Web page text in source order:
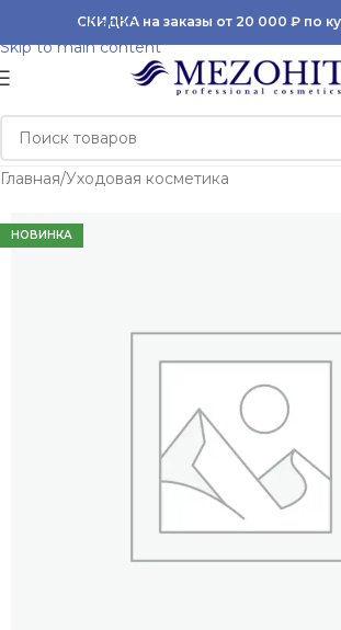
Skip to navigation
Skip to main content
СКИДКА на заказы от 20 000 ₽ по
Главная/Уходовая косметика
НОВИНКА